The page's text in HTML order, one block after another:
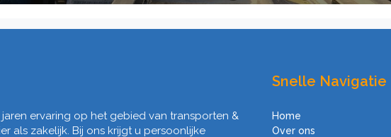
ervaring op het gebied van transporten &
als zakelijk. Bij ons krijgt u persoonlijke
Snelle Navigatie
Home
Over ons